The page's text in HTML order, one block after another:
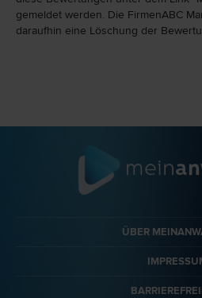
gemeldet werden. Die FirmenABC
daraufhin eine Löschung der
ÜBER